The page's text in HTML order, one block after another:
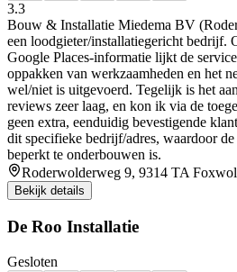
3.3
Bouw & Installatie Miedema BV
een loodgieter/installatiegericht bedrijf.
Google Places-informatie lijkt de
oppakken van werkzaamheden en het
wel/niet is uitgevoerd. Tegelijk is het
reviews zeer laag, en kon ik via de
geen extra, eenduidig bevestigende
dit specifieke bedrijf/adres, waardoor
beperkt te onderbouwen is.
Roderwolderweg 9, 9314 TA
Bekijk details
De Roo Installatie
Gesloten